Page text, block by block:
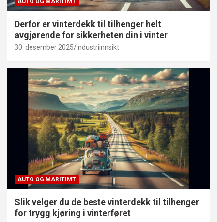
AUTO OG MARITIMT
Derfor er vinterdekk til tilhenger helt
avgjørende for sikkerheten din i vinter
30. desember 2025 Industriinnsikt
AUTO OG MARITIMT
Slik velger du de beste vinterdekk til tilhenger
for trygg kjøring i vinterføret